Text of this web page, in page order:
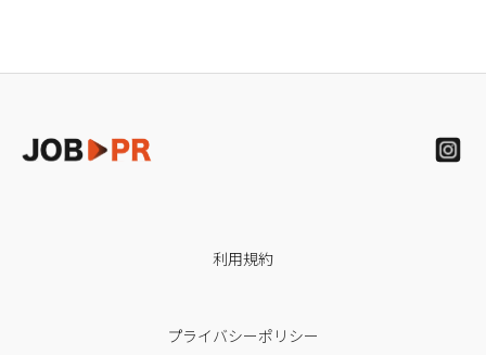
利用規約
プライバシーポリシー